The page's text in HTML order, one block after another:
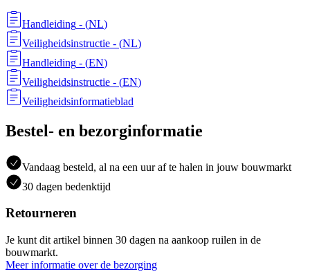
Handleiding - (NL)
Veiligheidsinstructie - (NL)
Handleiding - (EN)
Veiligheidsinstructie - (EN)
Veiligheidsinformatieblad
Bestel- en bezorginformatie
Vandaag besteld, al na een uur af te halen in jouw bouwmarkt
30 dagen bedenktijd
Retourneren
Je kunt dit artikel binnen 30 dagen na aankoop ruilen in de
bouwmarkt.
Meer informatie over de bezorging